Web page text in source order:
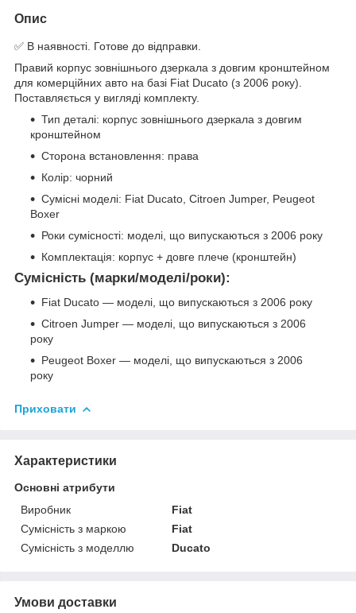
Опис
✅ В наявності. Готове до відправки.
Правий корпус зовнішнього дзеркала з довгим кронштейном
для комерційних авто на базі Fiat Ducato (з 2006 року).
Поставляється у вигляді комплекту.
Тип деталі: корпус зовнішнього дзеркала з довгим
кронштейном
Сторона встановлення: права
Колір: чорний
Сумісні моделі: Fiat Ducato, Citroen Jumper, Peugeot
Boxer
Роки сумісності: моделі, що випускаються з 2006 року
Комплектація: корпус + довге плече (кронштейн)
Сумісність (марки/моделі/роки):
Fiat Ducato — моделі, що випускаються з 2006 року
Citroen Jumper — моделі, що випускаються з 2006
року
Peugeot Boxer — моделі, що випускаються з 2006
року
Приховати
Характеристики
Основні атрибути
Виробник
Fiat
Сумісність з маркою
Fiat
Сумісність з моделлю
Ducato
Умови доставки